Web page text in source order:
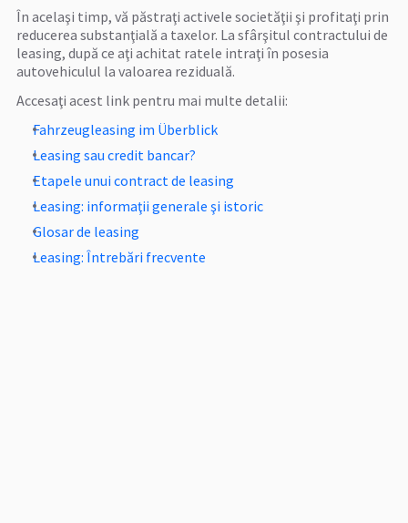
În acelaşi timp, vă păstraţi activele societăţii şi profitaţi prin
reducerea substanţială a taxelor. La sfârşitul contractului de
leasing, după ce aţi achitat ratele intraţi în posesia
autovehiculul la valoarea reziduală.
Accesaţi acest link pentru mai multe detalii:
Fahrzeugleasing im Überblick
Leasing sau credit bancar?
Etapele unui contract de leasing
Leasing: informaţii generale şi istoric
Glosar de leasing
Leasing: Întrebări frecvente